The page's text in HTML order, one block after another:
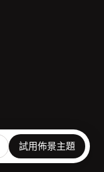
試用佈景主題